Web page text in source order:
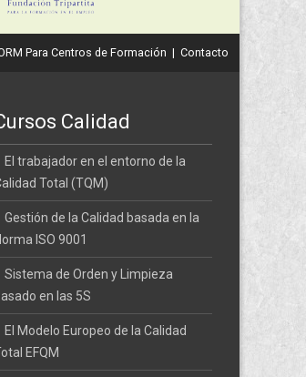
Para Centros de Formación | Contacto
Calidad
El trabajador en el entorno de la
Total (TQM)
Gestión de la Calidad basada en la
ISO 9001
Sistema de Orden y Limpieza
en las 5S
El Modelo Europeo de la Calidad
EFQM